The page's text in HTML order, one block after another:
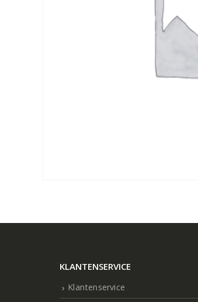
KLANTENSERVICE
Klantenservice